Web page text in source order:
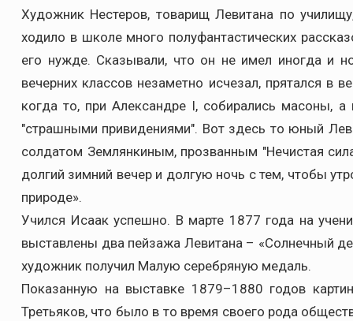
Художник Нестеров, товарищ Левитана по
ходило в школе много полуфантастических
его нужде. Сказывали, что он не имел иногда и
вечерних классов незаметно исчезал, прятался
когда то, при Александре I, собирались масоны,
"страшными привидениями". Вот здесь то юный
солдатом Землянкиным, прозванным "Нечистая
долгий зимний вечер и долгую ночь с тем, чтобы
природе».
Учился Исаак успешно. В марте 1877 года на
выставлены два пейзажа Левитана – «Солнечный
художник получил Малую серебряную медаль.
Показанную на выставке 1879–1880 годов
Третьяков, что было в то время своего рода